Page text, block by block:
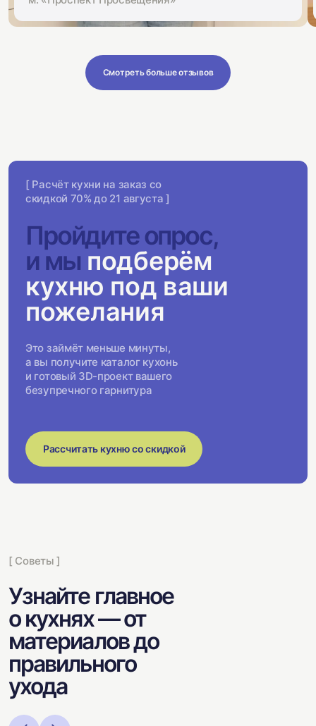
Смотреть больше отзывов
[ Расчёт кухни на заказ со
скидкой 70% до 21 августа ]
Пройдите опрос,
и мы подберём
кухню под ваши
пожелания
Это займёт меньше минуты,
а вы получите каталог кухонь
и готовый 3D-проект вашего
безупречного гарнитура
Рассчитать кухню со скидкой
[ Советы ]
Узнайте главное
о кухнях — от
материалов до
правильного
ухода